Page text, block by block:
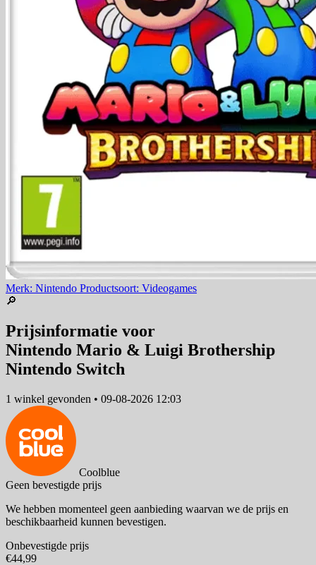
Merk: Nintendo Productsoort: Videogames
🔎
Prijsinformatie voor
Nintendo Mario & Luigi Brothership
Nintendo Switch
1 winkel gevonden • 09-08-2026 12:03
Coolblue
Geen bevestigde prijs
We hebben momenteel geen aanbieding waarvan we de prijs en
beschikbaarheid kunnen bevestigen.
Onbevestigde prijs
€44,99